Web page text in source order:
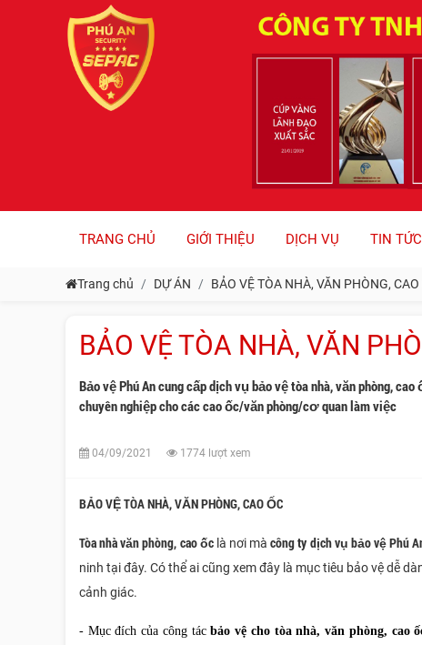
TRANG CHỦ GIỚI THIỆU DỊCH VỤ TIN TỨC
Trang chủ DỰ ÁN BẢO VỆ TÒA NHÀ, VĂN PHÒNG, CAO
BẢO VỆ TÒA NHÀ, VĂN
Bảo vệ Phú An cung cấp dịch vụ bảo vệ tòa nhà, văn phòng,
chuyên nghiệp cho các cao ốc/văn phòng/cơ quan làm việc
04/09/2021 1774 lượt xem
BẢO VỆ TÒA NHÀ, VĂN PHÒNG, CAO ỐC
Tòa nhà văn phòng, cao ốclà nơi màcông ty dịch vụ bảo vệ Phú
ninh tại đây. Có thể ai cũng xem đây là mục tiêu bảo vệ dễ
cảnh giác.
- Mục đích của công tác bảo vệ cho tòa nhà, văn phòng, cao